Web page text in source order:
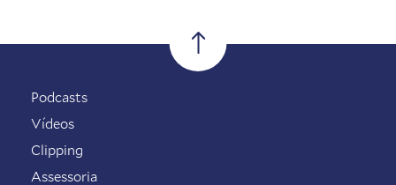
Podcasts
Vídeos
Clipping
Assessoria